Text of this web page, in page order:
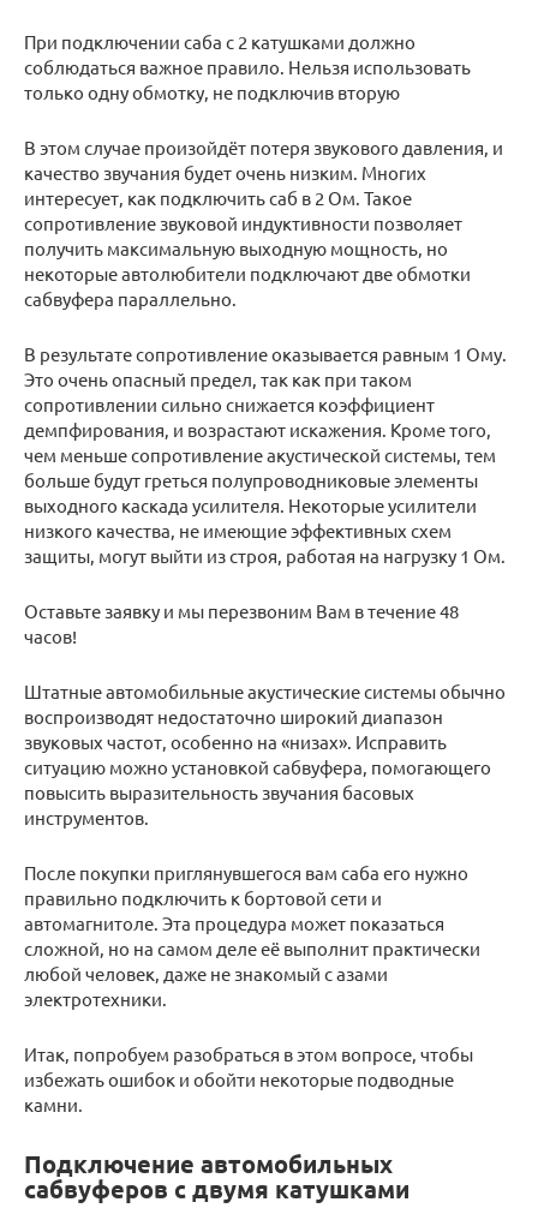
При подключении саба с 2 катушками должно
соблюдаться важное правило. Нельзя использовать
только одну обмотку, не подключив вторую
В этом случае произойдёт потеря звукового давления, и
качество звучания будет очень низким. Многих
интересует, как подключить саб в 2 Ом. Такое
сопротивление звуковой индуктивности позволяет
получить максимальную выходную мощность, но
некоторые автолюбители подключают две обмотки
сабвуфера параллельно.
В результате сопротивление оказывается равным 1 Ому.
Это очень опасный предел, так как при таком
сопротивлении сильно снижается коэффициент
демпфирования, и возрастают искажения. Кроме того,
чем меньше сопротивление акустической системы, тем
больше будут греться полупроводниковые элементы
выходного каскада усилителя. Некоторые усилители
низкого качества, не имеющие эффективных схем
защиты, могут выйти из строя, работая на нагрузку 1 Ом.
Оставьте заявку и мы перезвоним Вам в течение 48
часов!
Штатные автомобильные акустические системы обычно
воспроизводят недостаточно широкий диапазон
звуковых частот, особенно на «низах». Исправить
ситуацию можно установкой сабвуфера, помогающего
повысить выразительность звучания басовых
инструментов.
После покупки приглянувшегося вам саба его нужно
правильно подключить к бортовой сети и
автомагнитоле. Эта процедура может показаться
сложной, но на самом деле её выполнит практически
любой человек, даже не знакомый с азами
электротехники.
Итак, попробуем разобраться в этом вопросе, чтобы
избежать ошибок и обойти некоторые подводные
камни.
Подключение автомобильных
сабвуферов с двумя катушками